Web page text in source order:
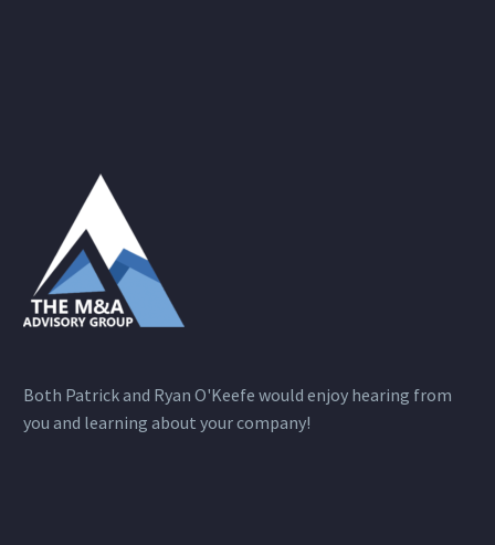
Both Patrick and Ryan O'Keefe would enjoy hearing from
you and learning about your company!